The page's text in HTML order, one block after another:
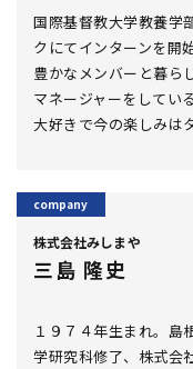
国際基督教大学教養学
クにてインターンを開
豊かなメンバーと暮ら
マネージャーをしてい
大好きで今の楽しみは
株式会社みしまや
三島 隆史
１９７４年生まれ。島
学研究科修了、株式会